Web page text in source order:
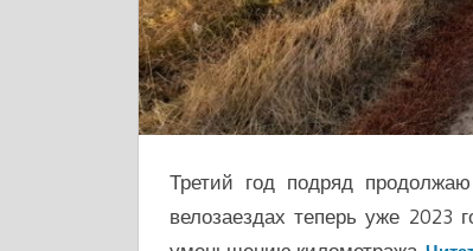
Третий год подряд
велозаездах теперь уже 2023